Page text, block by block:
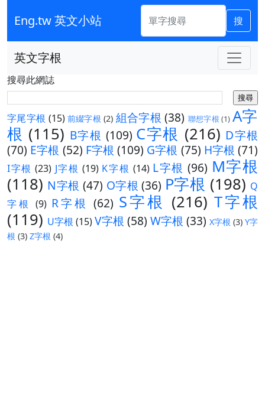
Eng.tw 英文小站 搜
英文字根
搜尋此網誌
字尾字根 (15) 前綴字根 (2) 組合字根 (38) 聯想字根 (1) A字
根 (115) B字根 (109) C字根 (216) D字根
(70) E字根 (52) F字根 (109) G字根 (75) H字根 (71)
I字根 (23) J字根 (19) K字根 (14) L字根 (96) M字根
(118) N字根 (47) O字根 (36) P字根 (198) Q
字根 (9) R字根 (62) S字根 (216) T字根
(119) U字根 (15)V字根 (58) W字根 (33) X字根 (3) Y字
根 (3) Z字根 (4)